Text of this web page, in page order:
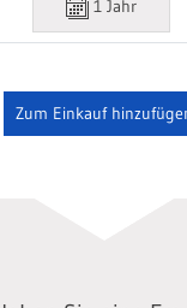
1 Jahr